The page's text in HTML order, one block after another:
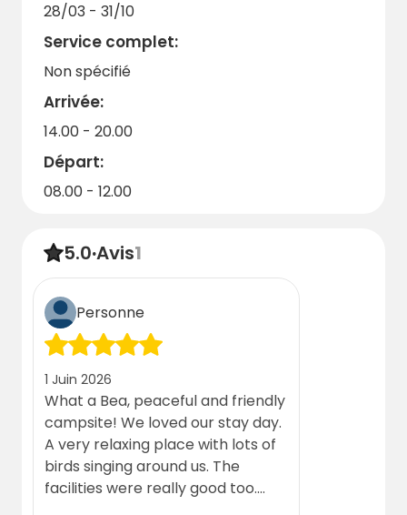
28/03 - 31/10
Service complet:
Non spécifié
Arrivée:
14.00 - 20.00
Départ:
08.00 - 12.00
5.0·Avis1
Personne
1 Juin 2026
What a Bea, peaceful and friendly
campsite! We loved our stay day.
A very relaxing place with lots of
birds singing around us. The
facilities were really good too.